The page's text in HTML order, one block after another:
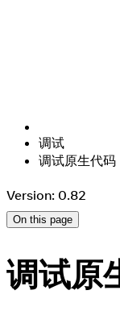
调试
调试原生代码
Version: 0.82
On this page
调试原